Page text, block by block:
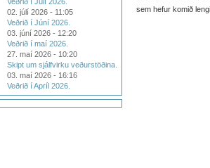
02. júlí 2026 - 11:05
Veðrið í Júní 2026.
03. júní 2026 - 12:20
Veðrið í maí 2026.
27. maí 2026 - 10:20
Skipt um sjálfvirku veðurstöðina.
03. maí 2026 - 16:16
Veðrið í Apríl 2026.
sem hefur komið